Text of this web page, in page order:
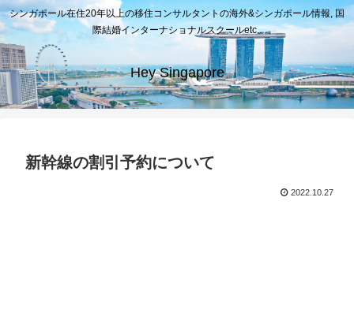
シンガポール在住20年以上の移住コンサルタントの海外&シンガポール情報, 国
際結婚インターナショナルスクールetc..
Hey Singapore
新幹線の割引予約について
2022.10.27